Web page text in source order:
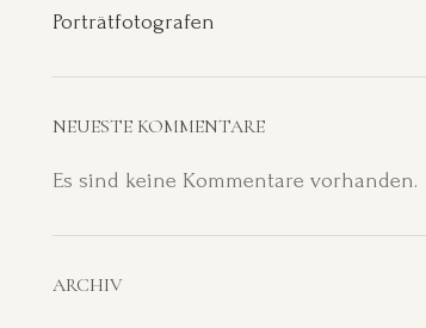
Porträtfotografen
NEUESTE KOMMENTARE
Es sind keine Kommentare vorhanden.
ARCHIV